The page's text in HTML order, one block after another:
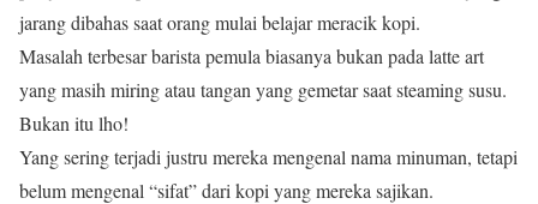
jarang dibahas saat orang mulai belajar meracik kopi.
Masalah terbesar barista pemula biasanya bukan pada latte art
yang masih miring atau tangan yang gemetar saat steaming susu.
Bukan itu lho!
Yang sering terjadi justru mereka mengenal nama minuman, tetapi
belum mengenal “sifat” dari kopi yang mereka sajikan.